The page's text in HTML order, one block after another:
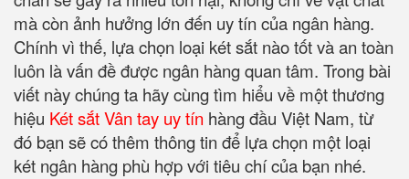
mà còn ảnh hưởng lớn đến uy tín của ngân hàng.
Chính vì thế, lựa chọn loại két sắt nào tốt và an toàn
luôn là vấn đề được ngân hàng quan tâm. Trong bài
viết này chúng ta hãy cùng tìm hiểu về một thương
hiệu Két sắt Vân tay uy tín hàng đầu Việt Nam, từ
đó bạn sẽ có thêm thông tin để lựa chọn một loại
két ngân hàng phù hợp với tiêu chí của bạn nhé.